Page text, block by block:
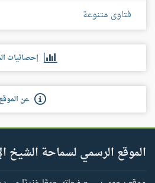
فتاوى متنوعة
إحصائيات
عن الموقع
الموقع الرسمي لسماحة الشيخ